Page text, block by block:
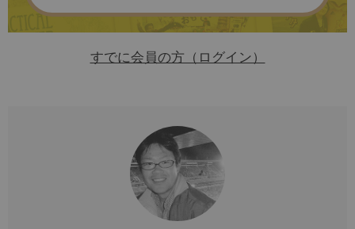
すでに会員の方（ログイン）